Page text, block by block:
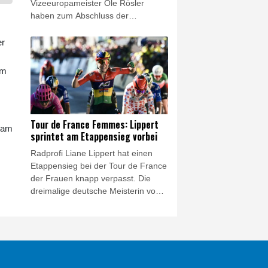
Vizeeuropameister Ole Rösler
haben zum Abschluss der
EM in Paris die neunte und zehnte
Medaille für den Deutschen
Schwimm-Verband (DSV)
gewonnen. Im Einzelfinale vom
Turm am Donnerstag sprang der
21-jährige Eikermann, im
Synchronfinale mit Luis Avila
Sanchez Fünfter und mit dem Team
Siebter, mit 513,05 Punkten zu
Silber.
Tour de France Femmes: Lippert
sprintet am Etappensieg vorbei
Radprofi Liane Lippert hat einen
Etappensieg bei der Tour de France
der Frauen knapp verpasst. Die
dreimalige deutsche Meisterin vom
Teil einer Fluchtgruppe, war im